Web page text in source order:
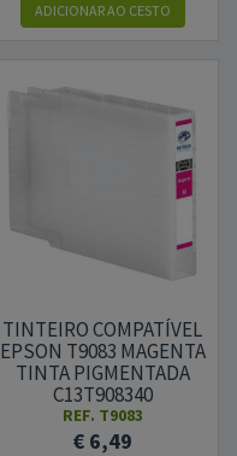
ADICIONARAO CESTO
TINTEIRO COMPATÍVEL
EPSON T9083 MAGENTA
TINTA PIGMENTADA
C13T908340
REF. T9083
€ 6,49